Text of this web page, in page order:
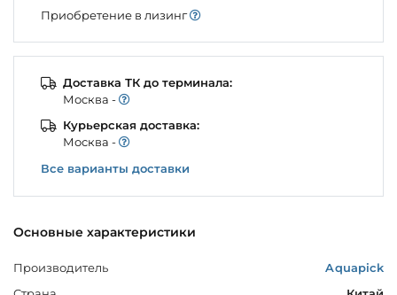
Основные характеристики
Производитель
Aquapick
Приобретение в лизинг
Доставка ТК до терминала:
Моcква -
Курьерская доставка:
Моcква -
Все варианты доставки